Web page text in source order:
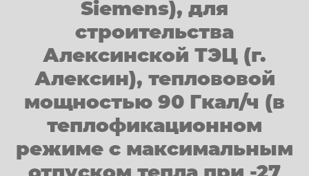
Siemens), для
строительства
Алексинской ТЭЦ (г.
Алексин), теплововой
мощностью 90 Гкал/ч (в
теплофикационном
режиме с максимальным